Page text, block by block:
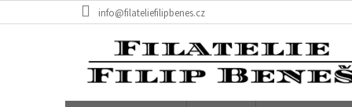
na
info@filateliefilipbenes.cz